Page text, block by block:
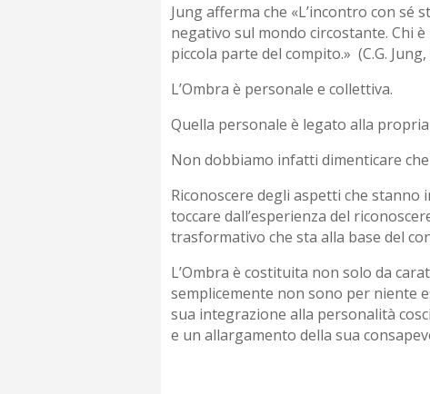
Jung afferma che «L’incontro con
negativo sul mondo circostante. Chi
piccola parte del compito.» (C.G.
L’Ombra è personale e collettiva.
Quella personale è legato alla
Non dobbiamo infatti dimenticare
Riconoscere degli aspetti che
toccare dall’esperienza del
trasformativo che sta alla base del
L’Ombra è costituita non solo da
semplicemente non sono per niente
sua integrazione alla personalità
e un allargamento della sua